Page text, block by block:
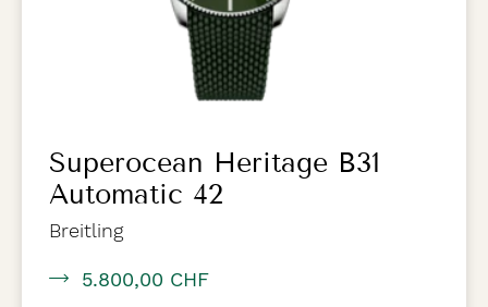
Superocean Heritage B31
Automatic 42
Breitling
5.800,00 CHF